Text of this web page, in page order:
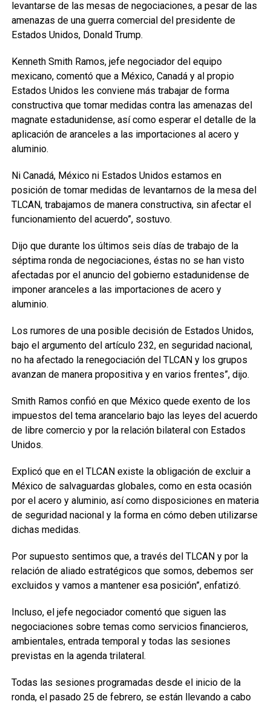
levantarse de las mesas de negociaciones, a pesar de las
amenazas de una guerra comercial del presidente de
Estados Unidos, Donald Trump.
Kenneth Smith Ramos, jefe negociador del equipo
mexicano, comentó que a México, Canadá y al propio
Estados Unidos les conviene más trabajar de forma
constructiva que tomar medidas contra las amenazas del
magnate estadunidense, así como esperar el detalle de la
aplicación de aranceles a las importaciones al acero y
aluminio.
Ni Canadá, México ni Estados Unidos estamos en
posición de tomar medidas de levantarnos de la mesa del
TLCAN, trabajamos de manera constructiva, sin afectar el
funcionamiento del acuerdo”, sostuvo.
Dijo que durante los últimos seis días de trabajo de la
séptima ronda de negociaciones, éstas no se han visto
afectadas por el anuncio del gobierno estadunidense de
imponer aranceles a las importaciones de acero y
aluminio.
Los rumores de una posible decisión de Estados Unidos,
bajo el argumento del artículo 232, en seguridad nacional,
no ha afectado la renegociación del TLCAN y los grupos
avanzan de manera propositiva y en varios frentes”, dijo.
Smith Ramos confió en que México quede exento de los
impuestos del tema arancelario bajo las leyes del acuerdo
de libre comercio y por la relación bilateral con Estados
Unidos.
Explicó que en el TLCAN existe la obligación de excluir a
México de salvaguardas globales, como en esta ocasión
por el acero y aluminio, así como disposiciones en materia
de seguridad nacional y la forma en cómo deben utilizarse
dichas medidas.
Por supuesto sentimos que, a través del TLCAN y por la
relación de aliado estratégicos que somos, debemos ser
excluidos y vamos a mantener esa posición”, enfatizó.
Incluso, el jefe negociador comentó que siguen las
negociaciones sobre temas como servicios financieros,
ambientales, entrada temporal y todas las sesiones
previstas en la agenda trilateral.
Todas las sesiones programadas desde el inicio de la
ronda, el pasado 25 de febrero, se están llevando a cabo